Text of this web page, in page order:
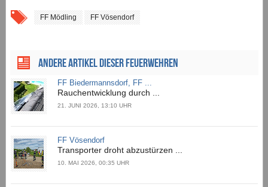
FF Mödling FF Vösendorf
ANDERE ARTIKEL DIESER FEUERWEHREN
FF Biedermannsdorf, FF ...
Rauchentwicklung durch ...
21. JUNI 2026, 13:10 UHR
FF Vösendorf
Transporter droht abzustürzen ...
10. MAI 2026, 00:35 UHR